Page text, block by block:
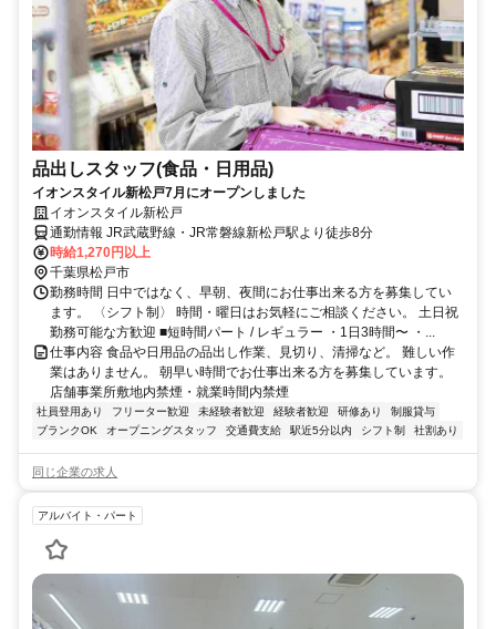
品出しスタッフ(食品・日用品)
イオンスタイル新松戸7月にオープンしました
イオンスタイル新松戸
通勤情報 JR武蔵野線・JR常磐線新松戸駅より徒歩8分
時給1,270円以上
千葉県松戸市
勤務時間 日中ではなく、早朝、夜間にお仕事出来る方を募集してい
ます。 〈シフト制〉 時間・曜日はお気軽にご相談ください。 土日祝
勤務可能な方歓迎 ■短時間パート / レギュラー ・1日3時間〜 ・...
仕事内容 食品や日用品の品出し作業、見切り、清掃など。 難しい作
業はありません。 朝早い時間でお仕事出来る方を募集しています。
店舗事業所敷地内禁煙・就業時間内禁煙
社員登用あり フリーター歓迎 未経験者歓迎 経験者歓迎 研修あり
制服貸与
ブランクOK
オープニングスタッフ 交通費支給 駅近5分以内 シフト制 社割あり
同じ企業の求人
アルバイト・パート